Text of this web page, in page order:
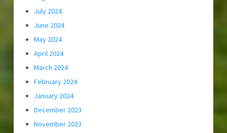
July 2024
June 2024
May 2024
April 2024
March 2024
February 2024
January 2024
December 2023
November 2023